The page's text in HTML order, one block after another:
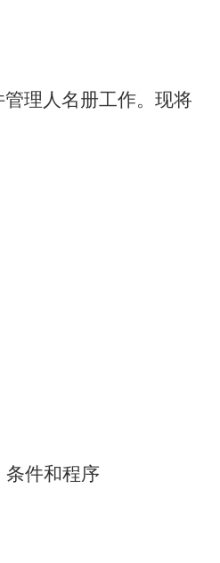
理人名册工作。现将
条件和程序